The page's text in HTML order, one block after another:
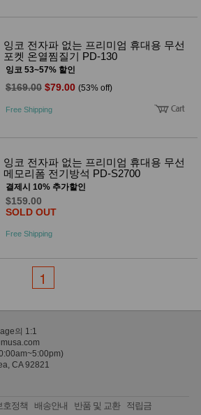
잉코 전자파 없는 프리미엄 휴대용 무선
포켓 온열찜질기 PD-130
잉코 53~57% 할인
$169.00 $79.00 (53% off)
Free Shipping
잉코 전자파 없는 프리미엄 휴대용 무선
메모리폼 전기방석 PD-S2700
결제시 10% 추가할인
$159.00
SOLD OUT
Free Shipping
1
의 1:1
CA 92821
호정책 배송안내 반품 및 교환 적립금